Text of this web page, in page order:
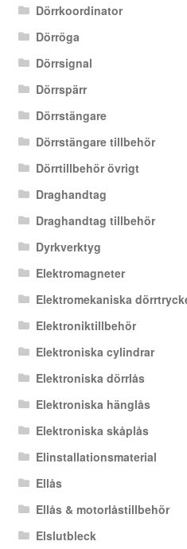
Dörrkoordinator
Dörröga
Dörrsignal
Dörrspärr
Dörrstängare
Dörrstängare tillbehör
Dörrtillbehör övrigt
Draghandtag
Draghandtag tillbehör
Dyrkverktyg
Elektromagneter
Elektromekaniska
Elektroniktillbehör
Elektroniska cylindrar
Elektroniska dörrlås
Elektroniska hänglås
Elektroniska skåplås
Elinstallationsmaterial
Ellås
Ellås & motorlåstillbehör
Elslutbleck